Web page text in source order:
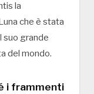
la
che è stata
suo grande
del mondo.
i frammenti